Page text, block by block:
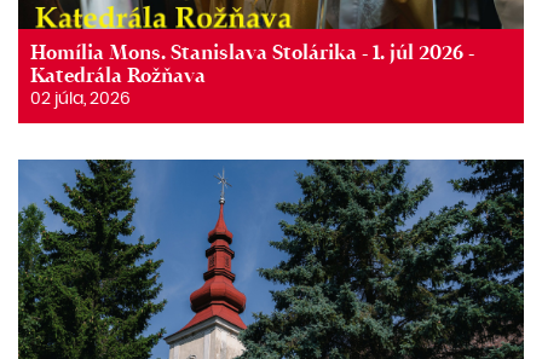
Homília Mons. Stanislava Stolárika - 1. júl 2026 -
Katedrála Rožňava
02 júla, 2026